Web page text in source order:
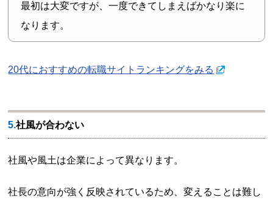
最初は大変ですが、一度できてしまえばかなり楽に
なります。
20代におすすめの転職サイトランキングをみる
5.社風が合わない
社風や風土は企業によって異なります。
社長の意向が強く反映されているため、変えることは難し